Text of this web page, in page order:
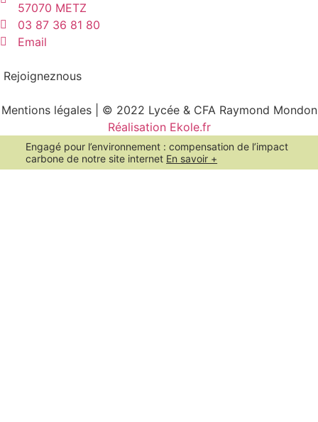
57070 METZ
03 87 36 81 80
Email
Rejoigneznous
Mentions légales | © 2022 Lycée & CFA Raymond Mondon
Réalisation Ekole.fr
Engagé pour l’environnement : compensation de l’impact
carbone de notre site internet En savoir +